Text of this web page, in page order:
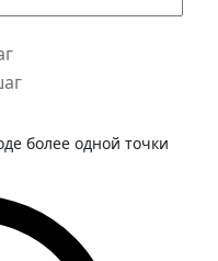
На следующий шаг
более одной точки